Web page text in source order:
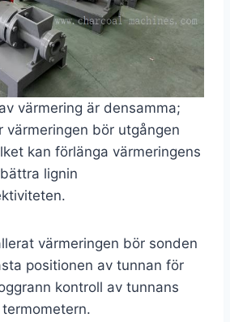
värmering är densamma;
värmeringen bör utgången
kan förlänga värmeringens
lignin
värmeringen bör sonden
positionen av tunnan för
kontroll av tunnans